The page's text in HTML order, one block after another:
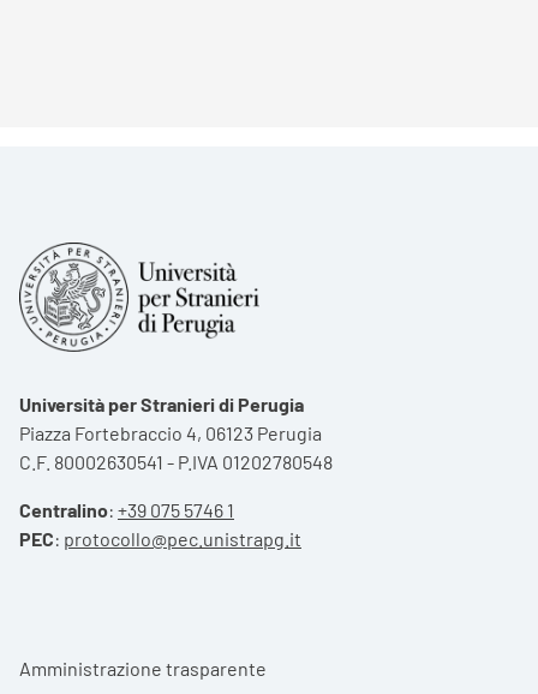
Università per Stranieri di Perugia
Piazza Fortebraccio 4, 06123 Perugia
C.F. 80002630541 - P.IVA 01202780548
Centralino: +39 075 5746 1
PEC: protocollo@pec.unistrapg.it
Footer menu
Amministrazione trasparente